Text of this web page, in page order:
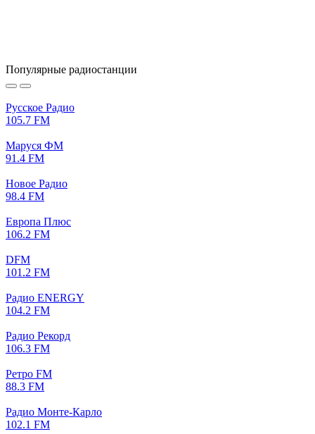
Популярные радиостанции
Русское Радио
105.7 FM
Маруся ФМ
91.4 FM
Новое Радио
98.4 FM
Европа Плюс
106.2 FM
DFM
101.2 FM
Радио ENERGY
104.2 FM
Радио Рекорд
106.3 FM
Ретро FM
88.3 FM
Радио Монте-Карло
102.1 FM